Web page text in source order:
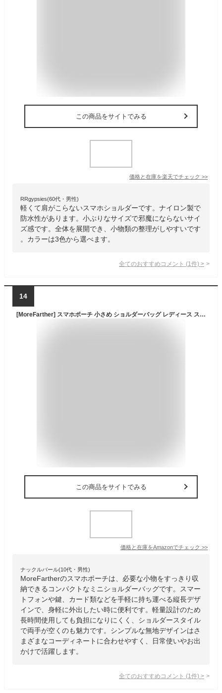
この商品をサイトでみる
価格と在庫を楽天でチェック >>
RRgypsies(60代・男性)
軽くて肩がこらないスマホショルダーです。ナイロン製で
防水性があります。小ぶりなサイズで邪魔にならないサイ
ズ感です。全体を展開でき、小物類の整理がしやすいです
。カラーは3色から選べます。
全てのおすすめコメント (1 件) >
14
[MoreFarther] スマホポーチ 小さめ ショルダーバッグ レディース スマホショルダー ミニショルダー バッグ 鞄 縦長 無地 軽量 おしゃれ かわいい 小物入れ 日常
この商品をサイトでみる
価格と在庫をAmazonでチェック >>
ナックルバール(10代・男性)
MoreFartherのスマホポーチは、必要な小物をすっきり収
納できるコンパクトなミニショルダーバッグです。スマー
トフォンや鍵、カード類などを手軽に持ち運べる縦長デザ
インで、身軽に外出したい時に便利です。軽量設計のため
長時間使用しても負担になりにくく、ショルダースタイル
で両手が空くのも魅力です。シンプルな無地デザインはさ
まざまなコーディネートに合わせやすく、日常使いやお出
かけで活躍します。
全てのおすすめコメント (1 件) >